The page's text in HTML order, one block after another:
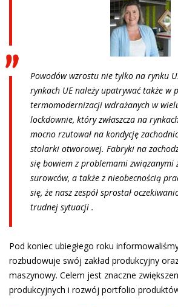
Powodów wzrostu nie tylko na rynku
rynkach UE należy upatrywać także w
termomodernizacji wdrażanych w
lockdownie, który zwłaszcza na
mocno rzutował na kondycję
stolarki otworowej. Fabryki na
się bowiem z problemami związanymi
surowców, a także z nieobecnością
się, że nasz zespół sprostał
trudnej sytuacji .
Pod koniec ubiegłego roku
rozbudowuje swój zakład produkcyjny
maszynowy. Celem jest znaczne
produkcyjnych i rozwój portfolio